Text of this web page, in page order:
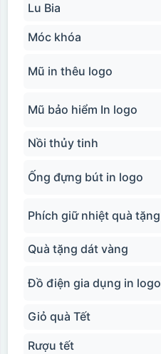
Lu Bia
Móc khóa
Mũ in thêu logo
Mũ bảo hiểm In logo
Nồi thủy tinh
Ống đựng bút in logo
Phích giữ nhiệt quà tặng
Quà tặng dát vàng
Đồ điện gia dụng in logo
Giỏ quà Tết
Rượu tết